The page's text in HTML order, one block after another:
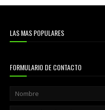
LAS MAS POPULARES
FORMULARIO DE CONTACTO